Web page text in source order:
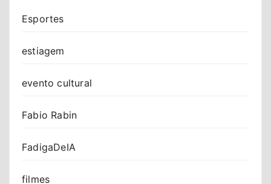
Esportes
estiagem
evento cultural
Fabio Rabin
FadigaDeIA
filmes